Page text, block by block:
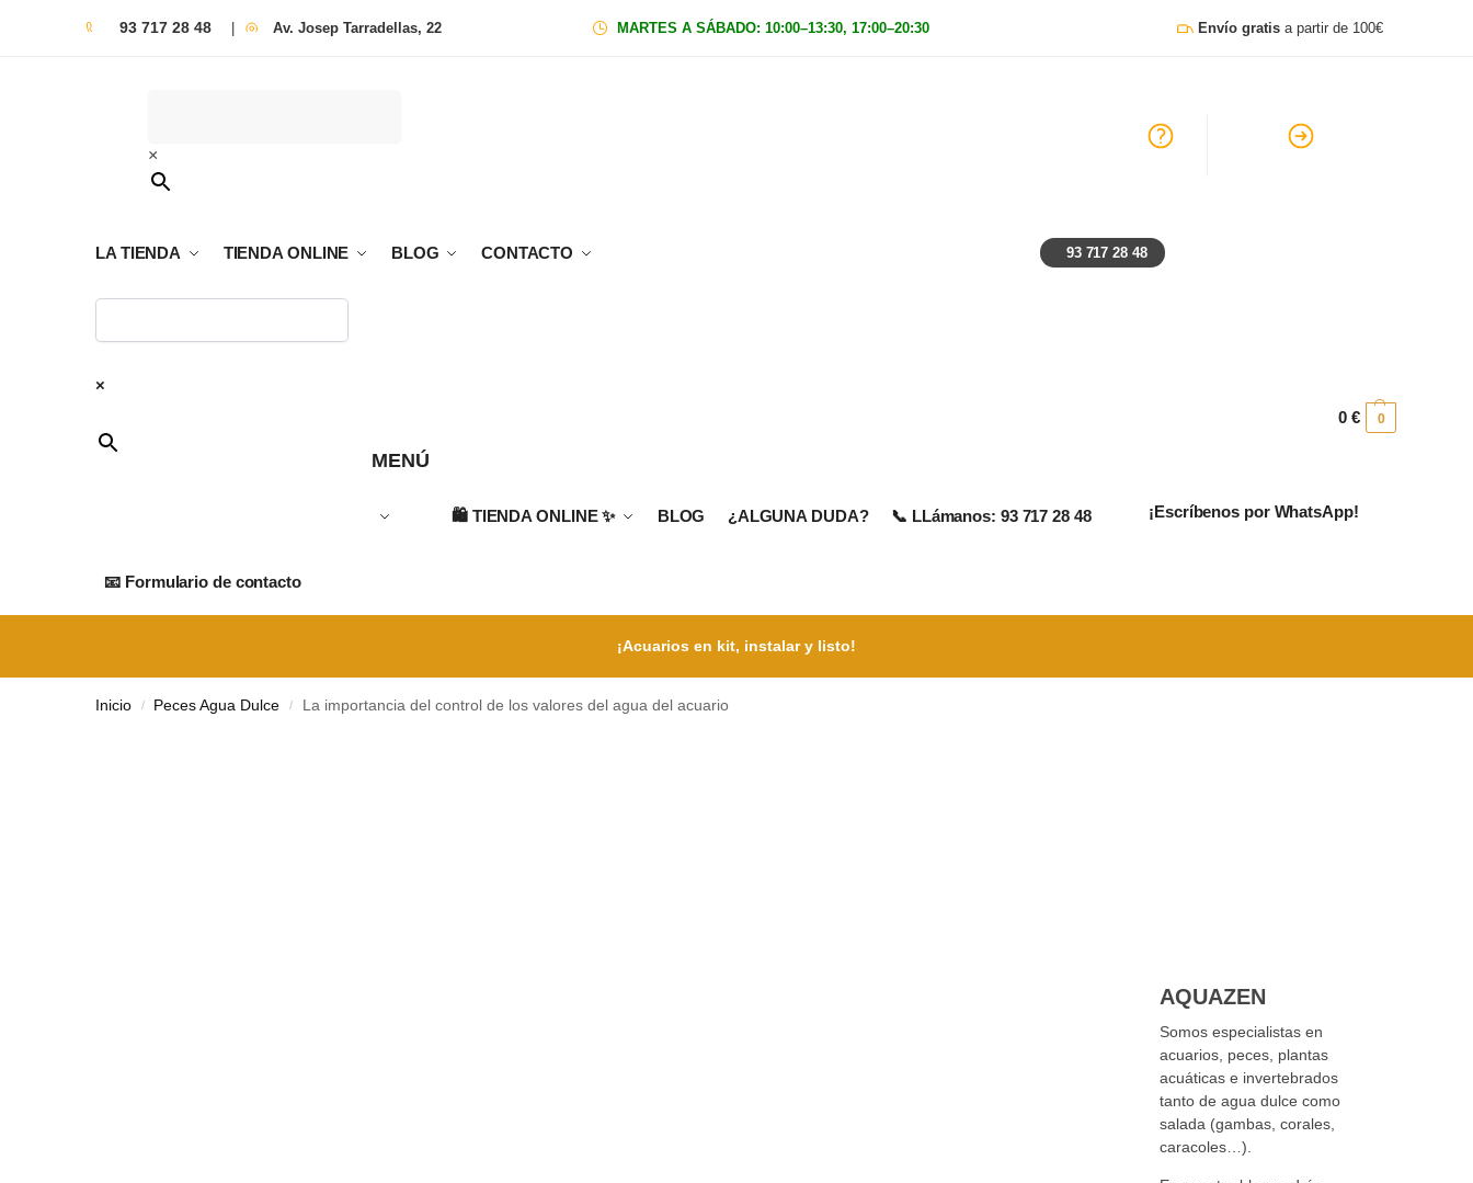
93 717 28 48 Av. Josep Tarradellas, 22 MARTES A SÁBADO: 10:00–13:30, 17:00–20:30 Envío gratis a partir de 100€
×
LA TIENDA TIENDA ONLINE BLOG CONTACTO 93 717 28 48
0€ 0
×
MENÚ
🛍️ TIENDA ONLINE✨ BLOG ¿ALGUNA DUDA? 📞 LLámanos: 93 717 28 48 ¡Escríbenos por WhatsApp!
📧 Formulario de contacto
¡Acuarios en kit, instalar y listo!
Inicio / Peces Agua Dulce / La importancia del control de los valores del agua del acuario
AQUAZEN
Somos especialistas en
acuarios, peces, plantas
acuáticas e invertebrados
tanto de agua dulce como
salada (gambas, corales,
caracoles…).